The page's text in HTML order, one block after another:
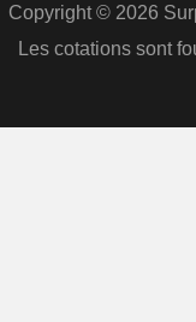
Copyright © 2026
Les cotations sont